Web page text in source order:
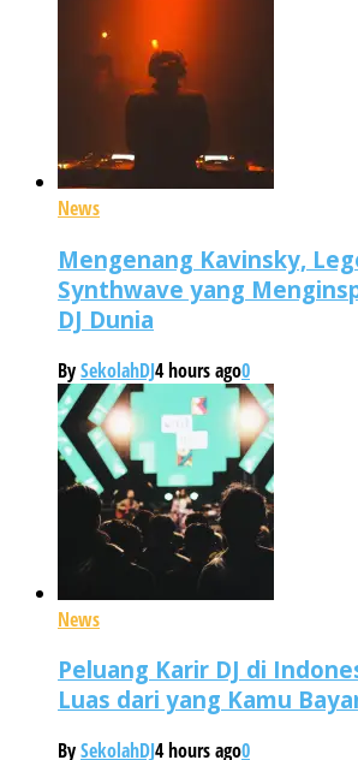
News
Mengenang Kavinsky,
Synthwave yang
DJ Dunia
BySekolahDJ4 hours ago0
News
Peluang Karir DJ di
Luas dari yang Kamu
BySekolahDJ4 hours ago0